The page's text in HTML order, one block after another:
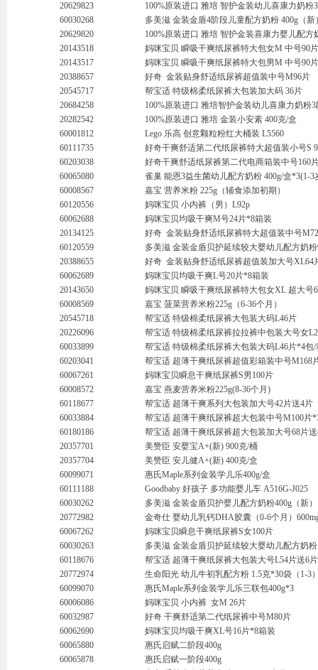
20629823
100%原装进口 雅培 智护金装幼儿喜康力奶粉
60030268
多美滋 金装金盾4阶段儿童配方奶粉 400g（新
20629820
100%原装进口 雅培 智护金装喜康力婴儿配方
20143518
妈咪宝贝 瞬吸干爽纸尿裤特大包女M 中号90片
20143517
妈咪宝贝 瞬吸干爽纸尿裤特大包男M 中号90片
20388657
好奇 金装贴身舒适纸尿裤超值装中号M96片
20545717
帮宝适 特级棉柔纸尿裤大包装加大码 36片
20684258
100%原装进口 雅培智护金装幼儿喜康力奶粉
20282542
100%原装进口 雅培 金装小安素 400克/盒
60001812
Lego 乐高 创意颗粒粉红大桶装 L5560
60111735
好奇干爽舒适第二代纸尿裤特大超值装小号S
60203038
好奇干爽舒适纸尿裤第二代电商箱装中号160
60065080
雀巢 能恩3益生菌幼儿配方奶粉 400g/盒*3(1-3
60008567
嘉宝 营养米粉 225g（辅食添加初期）
60120556
妈咪宝贝 小内裤（男）L92p
60062688
妈咪宝贝均吸干爽M号24片*8箱装
20134125
好奇 金装贴身舒适纸尿裤特大超值装中号
60120559
多美滋 金装金盾贝护延续较大婴幼儿配方奶
20388655
好奇 金装贴身舒适纸尿裤超值装加大号XL64
60062689
妈咪宝贝均吸干爽L号20片*8箱装
20143650
妈咪宝贝 瞬吸干爽纸尿裤特大包女XL 超大号
60008569
嘉宝 菠菜营养米粉225g（6-36个月）
20545718
帮宝适 特级棉柔纸尿裤大包装大码L46片
20226096
帮宝适 特级棉柔纸尿裤拉拉裤中包装大号女
60033899
帮宝适 特级棉柔纸尿裤大包装大码L46片*4包/
60203041
帮宝适 超薄干爽纸尿裤超值彩箱装中号M168
60067261
妈咪宝贝瞬息干爽纸尿裤S男100片
60008572
嘉宝 燕麦营养米粉225g(8-36个月)
60118677
帮宝适 超薄干爽系列大包装加大号42片送4片
60033884
帮宝适 超薄干爽纸尿裤超大包装中号M100片
60180186
帮宝适 超薄干爽纸尿裤超大包装加大号68片
20357701
美赞臣 安婴宝A+(新) 900克/桶
20357704
美赞臣 安儿健A+(新) 400克/盒
60099071
惠氏Maple系列金装学儿乐400g/盒
60111188
Goodbaby 好孩子 多功能婴儿车 A516G-J025
60030262
多美滋 金装金盾贝护婴儿配方奶粉400g（新）
20772982
金奇仕 婴幼儿乳钙DHA胶囊（0-6个月）
60067262
妈咪宝贝瞬息干爽纸尿裤S女100片
60030263
多美滋 金装金盾贝护延续较大婴幼儿配方奶
60118676
帮宝适 超薄干爽纸尿裤大包装大号L54片送6
20772974
生命阳光 幼儿牛初乳配方粉 1.5克*30袋（1-3
60099070
惠氏Maple系列金装学儿乐三联包400g*3
60006086
妈咪宝贝 小内裤 女M 26片
60032987
好奇 干爽舒适第二代纸尿裤中号M80片
60062690
妈咪宝贝均吸干爽XL号16片*8箱装
60065880
惠氏启赋二阶段400g
60065878
惠氏启赋一阶段400g